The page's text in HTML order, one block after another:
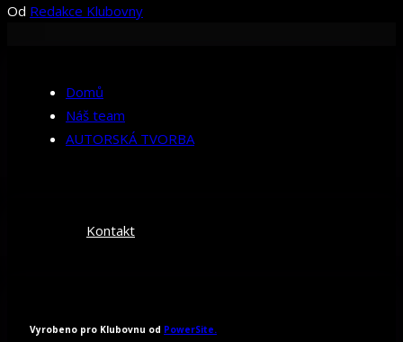
Od Redakce Klubovny
Domů
Náš team
AUTORSKÁ TVORBA
Kontakt
Vyrobeno pro Klubovnu od PowerSite.